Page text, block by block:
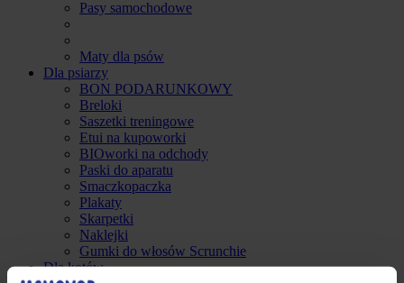
Pasy samochodowe
Maty dla psów
Dla psiarzy
BON PODARUNKOWY
Breloki
Saszetki treningowe
Etui na kupoworki
BIOworki na odchody
Paski do aparatu
Smaczkopaczka
Plakaty
Skarpetki
Naklejki
Gumki do włosów Scrunchie
Dla kotów